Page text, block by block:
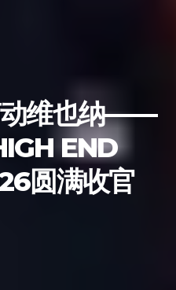
动维也纳——
END
圆满收官